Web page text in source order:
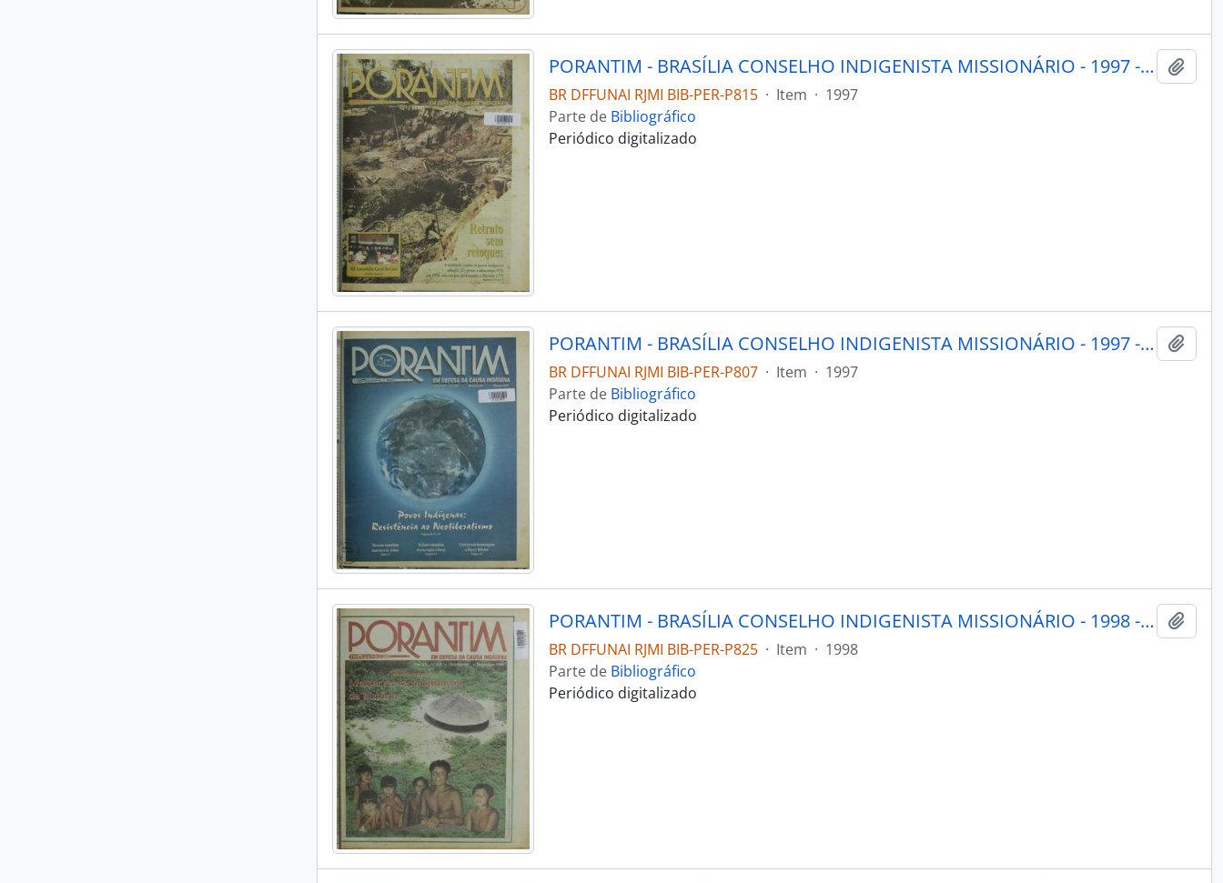
PORANTIM - BRASÍLIA CONSELHO INDIGENISTA MISSIONÁRIO - 1997 - Nº201
BR DFFUNAI RJMI BIB-PER-P815 · Item · 1997
Parte de Bibliográfico
Periódico digitalizado
PORANTIM - BRASÍLIA CONSELHO INDIGENISTA MISSIONÁRIO - 1997 - Nº193
BR DFFUNAI RJMI BIB-PER-P807 · Item · 1997
Parte de Bibliográfico
Periódico digitalizado
PORANTIM - BRASÍLIA CONSELHO INDIGENISTA MISSIONÁRIO - 1998 - Nº211
BR DFFUNAI RJMI BIB-PER-P825 · Item · 1998
Parte de Bibliográfico
Periódico digitalizado